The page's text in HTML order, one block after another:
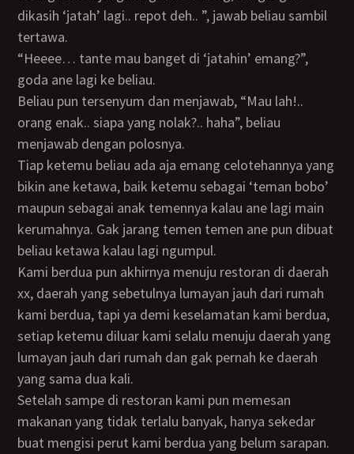
dikasih ‘jatah’ lagi.. repot deh.. ”, jawab beliau sambil
tertawa.
“Heeee… tante mau banget di ‘jatahin’ emang?”,
goda ane lagi ke beliau.
Beliau pun tersenyum dan menjawab, “Mau lah!..
orang enak.. siapa yang nolak?.. haha”, beliau
menjawab dengan polosnya.
Tiap ketemu beliau ada aja emang celotehannya yang
bikin ane ketawa, baik ketemu sebagai ‘teman bobo’
maupun sebagai anak temennya kalau ane lagi main
kerumahnya. Gak jarang temen temen ane pun dibuat
beliau ketawa kalau lagi ngumpul.
Kami berdua pun akhirnya menuju restoran di daerah
xx, daerah yang sebetulnya lumayan jauh dari rumah
kami berdua, tapi ya demi keselamatan kami berdua,
setiap ketemu diluar kami selalu menuju daerah yang
lumayan jauh dari rumah dan gak pernah ke daerah
yang sama dua kali.
Setelah sampe di restoran kami pun memesan
makanan yang tidak terlalu banyak, hanya sekedar
buat mengisi perut kami berdua yang belum sarapan.